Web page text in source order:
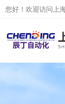
您好！欢迎访问上